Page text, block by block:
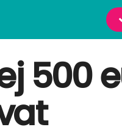
500